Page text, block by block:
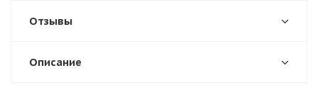
Отзывы
Описание